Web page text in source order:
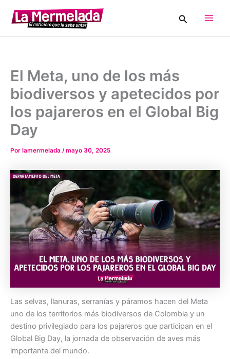
contenido
Buscar
El Meta, uno de los más
biodiversos y apetecidos por
los pajareros en el Global Big
Day
Por lamermelada /mayo 30, 2025
Las selvas, llanuras, serranías y páramos hacen del Meta
uno de los territorios más biodiversos de Colombia y un
destino privilegiado para los pajareros que participan en el
Global Big Day, la jornada de observación de aves más
importante del mundo.